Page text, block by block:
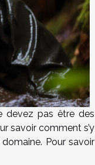
devez pas être des
savoir comment s’y
Pour savoir